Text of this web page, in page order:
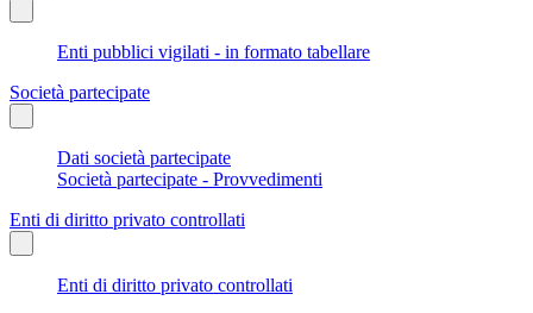
Enti pubblici vigilati - in formato tabellare
Società partecipate
Dati società partecipate
Società partecipate - Provvedimenti
Enti di diritto privato controllati
Enti di diritto privato controllati